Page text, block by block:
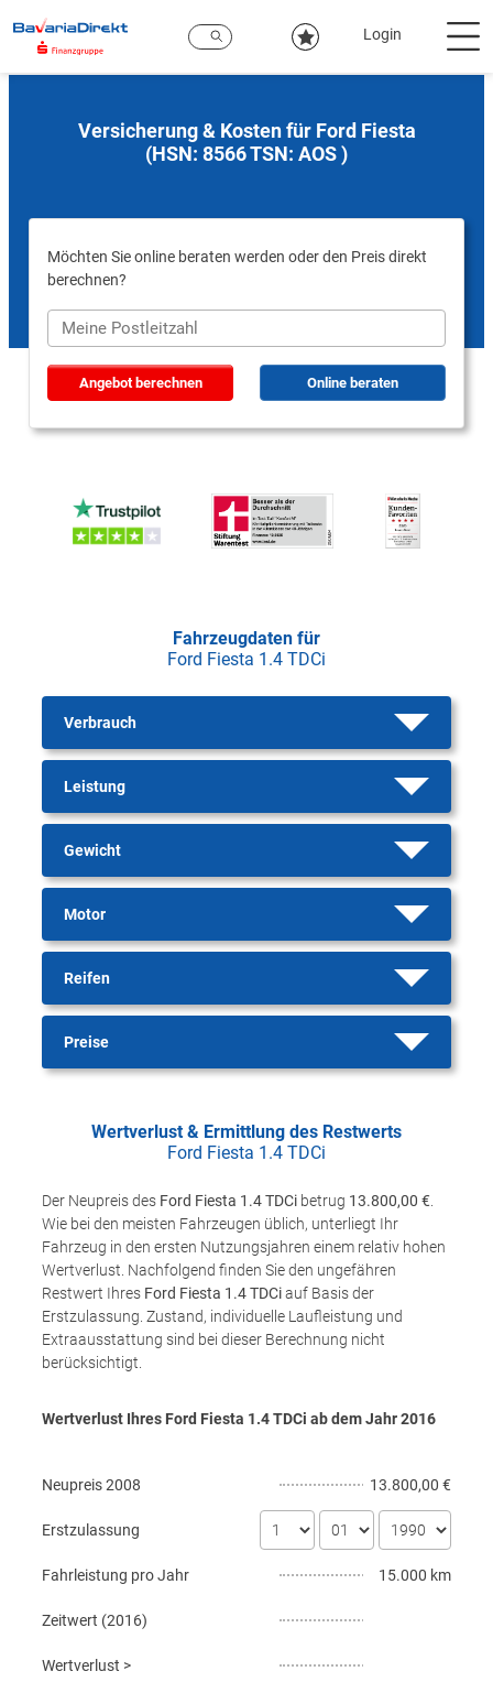
Hauptinhalt
Login
Versicherung & Kosten für Ford Fiesta
(HSN: 8566 TSN: AOS )
Möchten Sie online beraten werden oder den Preis direkt
berechnen?
Angebot berechnen Online beraten
Fahrzeugdaten für
Ford Fiesta 1.4 TDCi
Verbrauch
Leistung
Gewicht
Motor
Reifen
Preise
Wertverlust & Ermittlung des Restwerts
Ford Fiesta 1.4 TDCi
Der Neupreis des Ford Fiesta 1.4 TDCi betrug 13.800,00 €
Wie bei den meisten Fahrzeugen üblich, unterliegt Ihr
Fahrzeug in den ersten Nutzungsjahren einem relativ hohen
Wertverlust. Nachfolgend finden Sie den ungefähren
Restwert Ihres Ford Fiesta 1.4 TDCiauf Basis der
Erstzulassung. Zustand, individuelle Laufleistung und
Extraausstattung sind bei dieser Berechnung nicht
berücksichtigt.
Wertverlust Ihres Ford Fiesta 1.4 TDCi ab dem Jahr2016
Neupreis2008 13.800,00 €
Erstzulassung
Fahrleistung pro Jahr 15.000 km
Zeitwert (2016)
Wertverlust >